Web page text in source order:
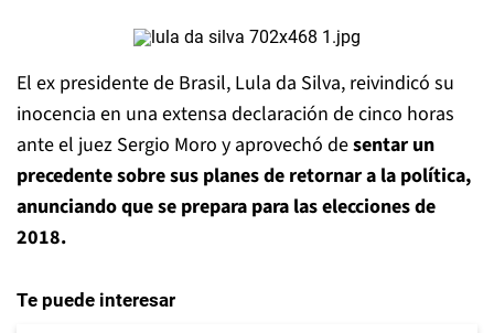
El ex presidente de Brasil, Lula da Silva, reivindicó su
inocencia en una extensa declaración de cinco horas
ante el juez Sergio Moro y aprovechó desentar un
precedente sobre sus planes de retornar a la política,
anunciando que se prepara para las elecciones de
2018.
Te puede interesar